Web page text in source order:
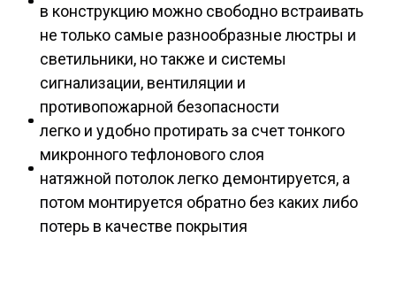
в конструкцию можно свободно встраивать
не только самые разнообразные люстры и
светильники, но также и системы
сигнализации, вентиляции и
противопожарной безопасности
легко и удобно протирать за счет тонкого
микронного тефлонового слоя
натяжной потолок легко демонтируется, а
потом монтируется обратно без каких либо
потерь в качестве покрытия